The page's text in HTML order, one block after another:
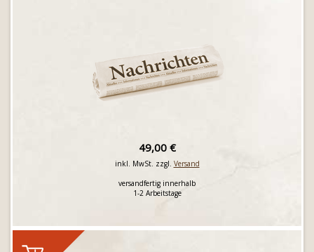
49,00 €
inkl. MwSt. zzgl. Versand
versandfertig innerhalb
1-2 Arbeitstage